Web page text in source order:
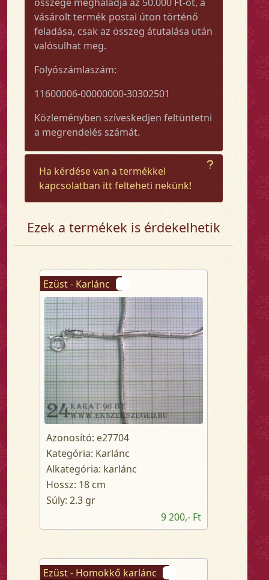
vásárolt termék postai úton történő
feladása, csak az összeg átutalása után
valósulhat meg.
Folyószámlaszám:
11600006-00000000-30302501
Közleményben szíveskedjen feltüntetni
a megrendelés számát.
Ha kérdése van a termékkel
kapcsolatban itt felteheti nekünk!
Ezek a termékek is érdekelhetik
Ezüst - Karlánc
Azonosító: e27704
Kategória: Karlánc
Alkategória: karlánc
Hossz: 18 cm
Súly: 2.3 gr
9 200,- Ft
Ezüst - Homokkő karlánc